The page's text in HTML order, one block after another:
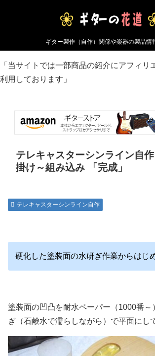
ギター製作（自作）関係や楽器の製品情
「当サイトでは一部商品の紹介にアフィリ
利用しております」
テレキャスターシンライン自
掛け～組み込み 「完成」
テレキャスターシンライン自作
硬化した塗装面の水研ぎ作業からはじ
塗装面の凹凸を耐水ペーパー（1000番～
ぎ（石鹸水で濡らしながら）で平面にし